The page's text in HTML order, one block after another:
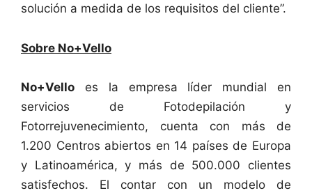
solución a medida de los requisitos del cliente”.
Sobre No+Vello
No+Vello es la empresa líder mundial en
servicios de Fotodepilación y
Fotorrejuvenecimiento, cuenta con más de
1.200 Centros abiertos en 14 países de Europa
y Latinoamérica, y más de 500.000 clientes
satisfechos. El contar con un modelo de